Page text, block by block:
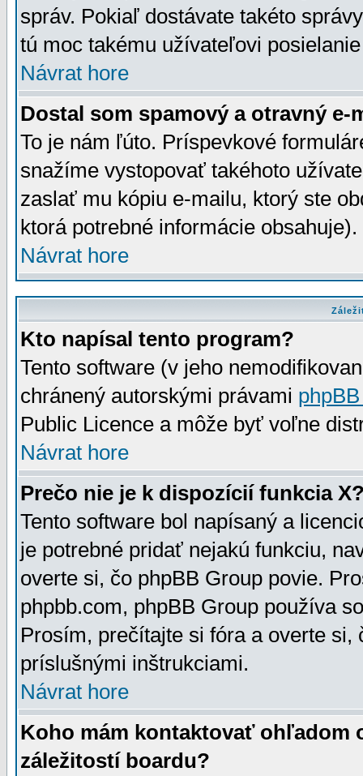
správ. Pokiaľ dostávate takéto
tú moc takému užívateľovi
Návrat hore
Dostal som spamový a otravný e-
To je nám ľúto. Príspevkové
snažíme vystopovať takéhoto
zaslať mu kópiu e-mailu, ktorý ste
ktorá potrebné informácie
Návrat hore
Kto napísal tento program?
Tento software (v jeho
chránený autorskými právami
Public Licence a môže byť voľne
Návrat hore
Prečo nie je k dispozícií funkcia
Tento software bol napísaný a
je potrebné pridať nejakú funkciu,
overte si, čo phpBB Group povie.
phpbb.com, phpBB Group používa
Prosím, prečítajte si fóra a overte
príslušnými inštrukciami.
Návrat hore
Koho mám kontaktovať ohľadom
záležitostí boardu?